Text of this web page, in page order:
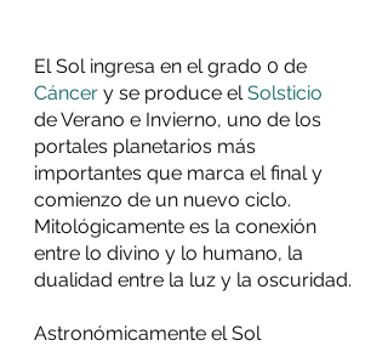
El Sol ingresa en el grado 0 de
Cáncer y se produce el Solsticio
de Verano e Invierno, uno de los
portales planetarios más
importantes que marca el final y
comienzo de un nuevo ciclo.
Mitológicamente es la conexión
entre lo divino y lo humano, la
dualidad entre la luz y la oscuridad.
Astronómicamente el Sol